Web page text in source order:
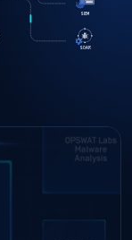
SIEM
SOAR